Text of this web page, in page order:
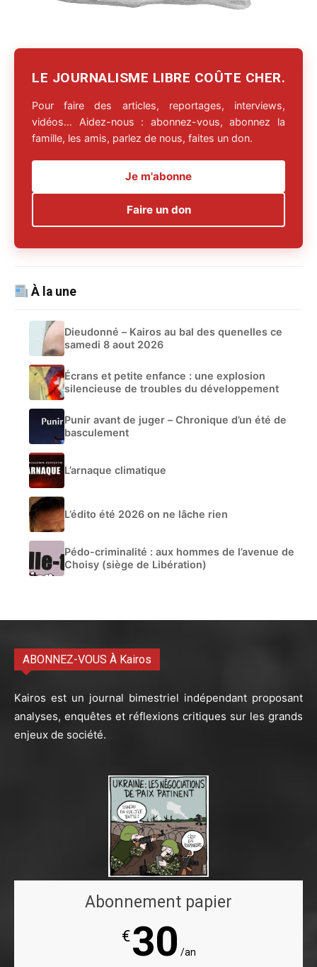
LE JOURNALISME LIBRE COÛTE CHER.
Pour faire des articles, reportages, interviews,
vidéos… Aidez-nous : abonnez-vous, abonnez la
famille, les amis, parlez de nous, faites un don.
Je m'abonne
Faire un don
À la une
Dieudonné – Kairos au bal des quenelles ce
samedi 8 aout 2026
Écrans et petite enfance : une explosion
silencieuse de troubles du développement
Punir avant de juger – Chronique d’un été de
basculement
L’arnaque climatique
L’édito été 2026 on ne lâche rien
Pédo-criminalité : aux hommes de l’avenue de
Choisy (siège de Libération)
ABONNEZ-VOUS À Kairos
Kairos est un journal bimestriel indépendant proposant
analyses, enquêtes et réflexions critiques sur les grands
enjeux de société.
Abonnement papier
€30 /an